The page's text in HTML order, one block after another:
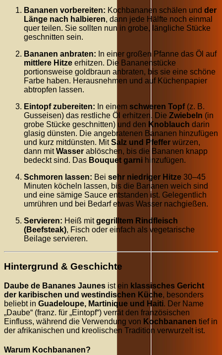
Bananen vorbereiten: Kochbananen schälen und der
Länge nach halbieren, dann jede Hälfte noch einmal
quer teilen. Sie sollten nun in grobe, längliche Stücke
geschnitten sein.
Bananen anbraten: In einer großen Pfanne das Öl auf
mittlere Hitze erhitzen. Die Bananenstücke
portionsweise goldbraun anbraten, bis sie eine schöne
Farbe haben. Herausnehmen und auf Küchenpapier
abtropfen lassen.
Eintopf zubereiten: In einem schweren Topf(z. B.
Gusseisen) das restliche Öl erhitzen. Die Zwiebeln (in
grobe Stücke geschnitten) und den Knoblauch darin
glasig dünsten. Die angebratenen Bananen hinzufügen
und kurz mitdünsten. MitSalz und Pfeffer würzen,
dann mitWasser ablöschen, bis die Bananen knapp
bedeckt sind. Das Bouquet garni hinzufügen.
Schmoren lassen: Bei sehr niedriger Hitze 30–45
Minuten köcheln lassen, bis die Bananen weich sind
und eine sämige Sauce entstanden ist. Gelegentlich
umrühren und bei Bedarf etwas Wasser nachgießen.
Servieren: Heiß mitgegrilltem Rindfleisch
(Beefsteak), Fisch oder einfach als vegetarische
Beilage servieren.
Hintergrund & Geschichte
Daube de Bananes Jaunes ist ein klassisches Gericht
der karibischen und westindischen Küche, besonders
beliebt in Guadeloupe, Martinique und Haiti. Der Name
„Daube“ (franz. für „Eintopf“) verrät den französischen
Einfluss, während die Verwendung von Kochbananen tief in
der afrikanischen und kreolischen Tradition verwurzelt ist.
Warum Kochbananen?